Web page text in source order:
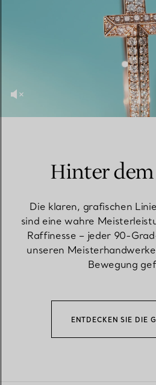
Hinter
Die klaren, grafischen
sind eine wahre
Raffinesse – jeder 90-
unseren
Bewegung
ENTDECKEN SIE DIE